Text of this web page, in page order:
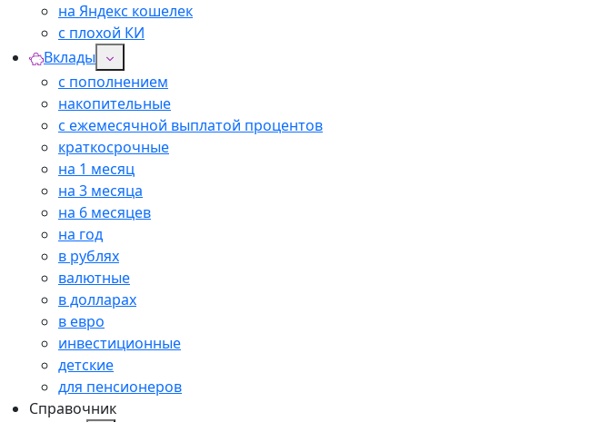
на Яндекс кошелек
с плохой КИ
Вклады
с пополнением
накопительные
с ежемесячной выплатой процентов
краткосрочные
на 1 месяц
на 3 месяца
на 6 месяцев
на год
в рублях
валютные
в долларах
в евро
инвестиционные
детские
для пенсионеров
Справочник